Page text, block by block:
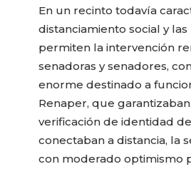
En un recinto todavía
distanciamiento social y
permiten la intervención
senadoras y senadores,
enorme destinado a
Renaper, que
verificación de identidad
conectaban a distancia, la
con moderado optimismo